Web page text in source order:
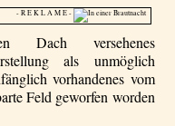
- R E K L A M E -
Dach versehenes
als unmöglich
vorhandenes vom
Feld geworfen worden